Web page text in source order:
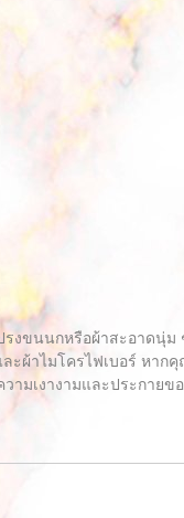
งขนนกหรือผ้าสะอาดนุ่
ผ้าไมโครไฟเบอร์ หา
มเงางามและประกายข